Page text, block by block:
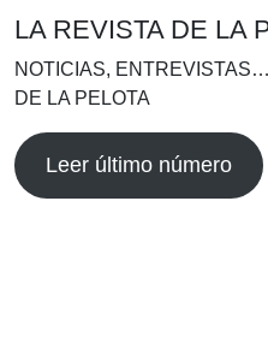
LA REVISTA DE LA
NOTICIAS,
DE LA PELOTA
Leer último número